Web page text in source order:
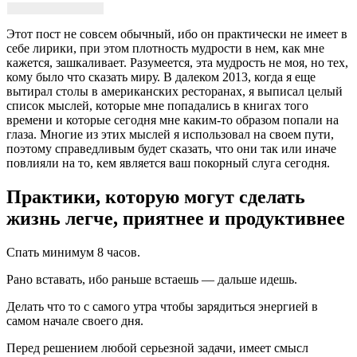
Этот пост не совсем обычный, ибо он практически не имеет в
себе лирики, при этом плотность мудрости в нем, как мне
кажется, зашкаливает. Разумеется, эта мудрость не моя, но тех,
кому было что сказать миру. В далеком 2013, когда я еще
вытирал столы в американских ресторанах, я выписал целый
список мыслей, которые мне попадались в книгах того
времени и которые сегодня мне каким-то образом попали на
глаза. Многие из этих мыслей я использовал на своем пути,
поэтому справедливым будет сказать, что они так или иначе
повлияли на то, кем является ваш покорный слуга сегодня.
Практики, которую могут сделать
жизнь легче, приятнее и продуктивнее
Спать минимум 8 часов.
Рано вставать, ибо раньше встаешь — дальше идешь.
Делать что то с самого утра чтобы зарядиться энергией в
самом начале своего дня.
Перед решением любой серьезной задачи, имеет смысл